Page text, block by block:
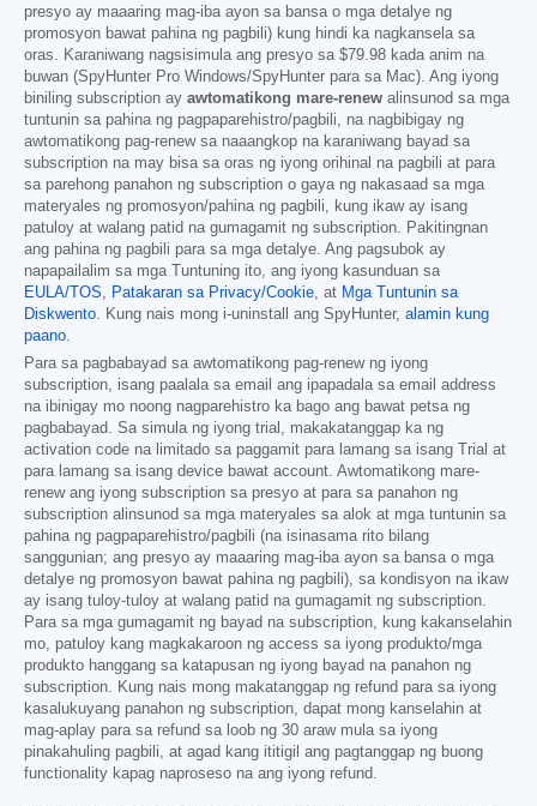
presyo ay maaaring mag-iba ayon sa bansa o mga detalye ng
promosyon bawat pahina ng pagbili) kung hindi ka nagkansela sa
oras. Karaniwang nagsisimula ang presyo sa $79.98 kada anim na
buwan (SpyHunter Pro Windows/SpyHunter para sa Mac). Ang iyong
biniling subscription ay awtomatikong mare-renew alinsunod sa mga
tuntunin sa pahina ng pagpaparehistro/pagbili, na nagbibigay ng
awtomatikong pag-renew sa naaangkop na karaniwang bayad sa
subscription na may bisa sa oras ng iyong orihinal na pagbili at para
sa parehong panahon ng subscription o gaya ng nakasaad sa mga
materyales ng promosyon/pahina ng pagbili, kung ikaw ay isang
patuloy at walang patid na gumagamit ng subscription. Pakitingnan
ang pahina ng pagbili para sa mga detalye. Ang pagsubok ay
napapailalim sa mga Tuntuning ito, ang iyong kasunduan sa
EULA/TOS, Patakaran sa Privacy/Cookie, at Mga Tuntunin sa
Diskwento. Kung nais mong i-uninstall ang SpyHunter, alamin kung
paano.
Para sa pagbabayad sa awtomatikong pag-renew ng iyong
subscription, isang paalala sa email ang ipapadala sa email address
na ibinigay mo noong nagparehistro ka bago ang bawat petsa ng
pagbabayad. Sa simula ng iyong trial, makakatanggap ka ng
activation code na limitado sa paggamit para lamang sa isang Trial at
para lamang sa isang device bawat account. Awtomatikong mare-
renew ang iyong subscription sa presyo at para sa panahon ng
subscription alinsunod sa mga materyales sa alok at mga tuntunin sa
pahina ng pagpaparehistro/pagbili (na isinasama rito bilang
sanggunian; ang presyo ay maaaring mag-iba ayon sa bansa o mga
detalye ng promosyon bawat pahina ng pagbili), sa kondisyon na ikaw
ay isang tuloy-tuloy at walang patid na gumagamit ng subscription.
Para sa mga gumagamit ng bayad na subscription, kung kakanselahin
mo, patuloy kang magkakaroon ng access sa iyong produkto/mga
produkto hanggang sa katapusan ng iyong bayad na panahon ng
subscription. Kung nais mong makatanggap ng refund para sa iyong
kasalukuyang panahon ng subscription, dapat mong kanselahin at
mag-aplay para sa refund sa loob ng 30 araw mula sa iyong
pinakahuling pagbili, at agad kang ititigil ang pagtanggap ng buong
functionality kapag naproseso na ang iyong refund.